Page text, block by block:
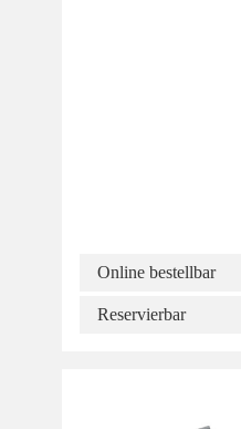
Online bestellbar
Reservierbar